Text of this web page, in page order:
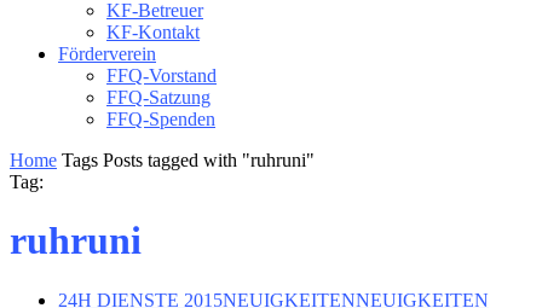
KF-Betreuer
KF-Kontakt
Förderverein
FFQ-Vorstand
FFQ-Satzung
FFQ-Spenden
Home Tags Posts tagged with "ruhruni"
Tag:
ruhruni
24H DIENSTE 2015NEUIGKEITENNEUIGKEITEN